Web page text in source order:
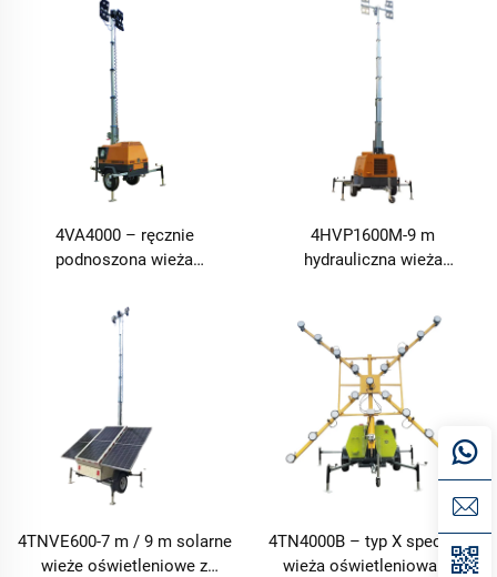
4VA4000 – ręcznie
podnoszona wieża
m
4HVP1600M-9 m
hydrauliczna wieża
4TNVE600-7 m / 9 m solarne
wieże oświetleniowe z
4TN4000B – typ X specjalna
wieża oświetleniowa dla